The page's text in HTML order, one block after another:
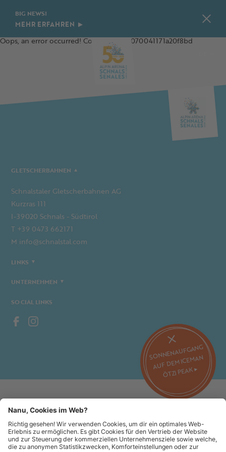
BIG NEWS!
MEHR ERFAHREN
SONNENAUFGANG
AUF DEM ICEMAN
ÖTZI PEAK ▸
Oops, an error occurred! Code: 202608070041171a20f8bd
GLETSCHERBAHNEN
Schnalstaler Gletscherbahnen AG
Kurzras 111
I-39020 Schnals - Südtirol
T +39 0473 662171
M info@schnalstal.com
LINKS
UNTERNEHMEN
SOCIAL LINKS